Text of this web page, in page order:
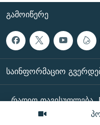
ᲒᲐᲛᲝᲘᲬᲔᲠᲔ
ᲡᲐᲘᲜᲤᲝᲠᲛᲐᲪᲘᲝ
რადიო თავისუფლება,
დაცულია